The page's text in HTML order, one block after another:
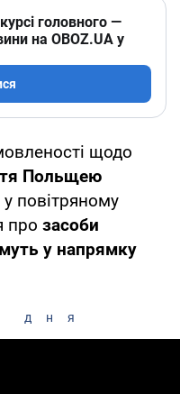
головного —
на OBOZ.UA у
щодо
Польщею
у повітряному
про засоби
у напрямку
дня